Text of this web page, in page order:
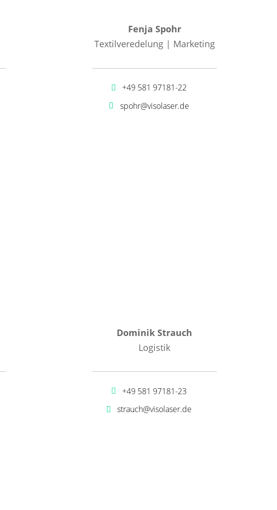
Fenja Spohr
Textilveredelung | Marketing
+49 581 97181-22
spohr@visolaser.de
Dominik Strauch
Logistik
+49 581 97181-23
strauch@visolaser.de